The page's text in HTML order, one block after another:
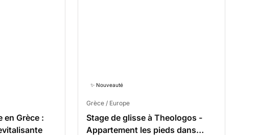
en Grèce :
✨ Nouveauté
Grèce / Europe
Stage de glisse à Theologos -
Appartement les pieds dans